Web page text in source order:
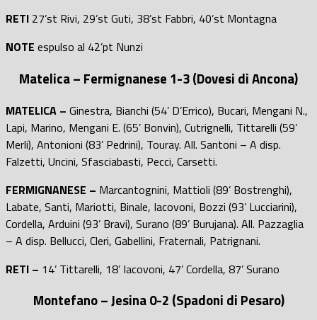
RETI 27’st Rivi, 29’st Guti, 38’st Fabbri, 40’st Montagna
NOTE espulso al 42’pt Nunzi
Matelica – Fermignanese 1-3 (Dovesi di Ancona)
MATELICA – Ginestra, Bianchi (54’ D’Errico), Bucari, Mengani N.,
Lapi, Marino, Mengani E. (65’ Bonvin), Cutrignelli, Tittarelli (59’
Merli), Antonioni (83’ Pedrini), Touray. All. Santoni – A disp.
Falzetti, Uncini, Sfasciabasti, Pecci, Carsetti.
FERMIGNANESE – Marcantognini, Mattioli (89’ Bostrenghi),
Labate, Santi, Mariotti, Binale, Iacovoni, Bozzi (93’ Lucciarini),
Cordella, Arduini (93’ Bravi), Surano (89’ Burujana). All. Pazzaglia
– A disp. Bellucci, Cleri, Gabellini, Fraternali, Patrignani.
RETI – 14’ Tittarelli, 18’ Iacovoni, 47’ Cordella, 87’ Surano
Montefano – Jesina 0-2 (Spadoni di Pesaro)